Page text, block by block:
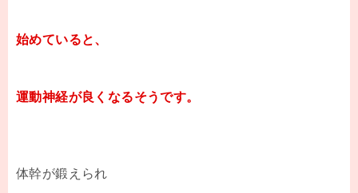
始めていると、
運動神経が良くなるそうです。
体幹が鍛えられ